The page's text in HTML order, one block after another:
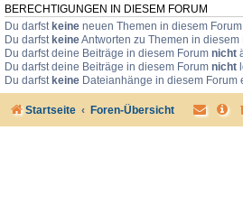
BERECHTIGUNGEN IN DIESEM FORUM
Du darfst keine neuen Themen in diesem
Du darfst keineAntworten zu Themen in diesem
Du darfst deine Beiträge in diesem Forum nicht
Du darfst deine Beiträge in diesem Forum nicht
Du darfst keine Dateianhänge in diesem Forum
Startseite Foren-Übersicht